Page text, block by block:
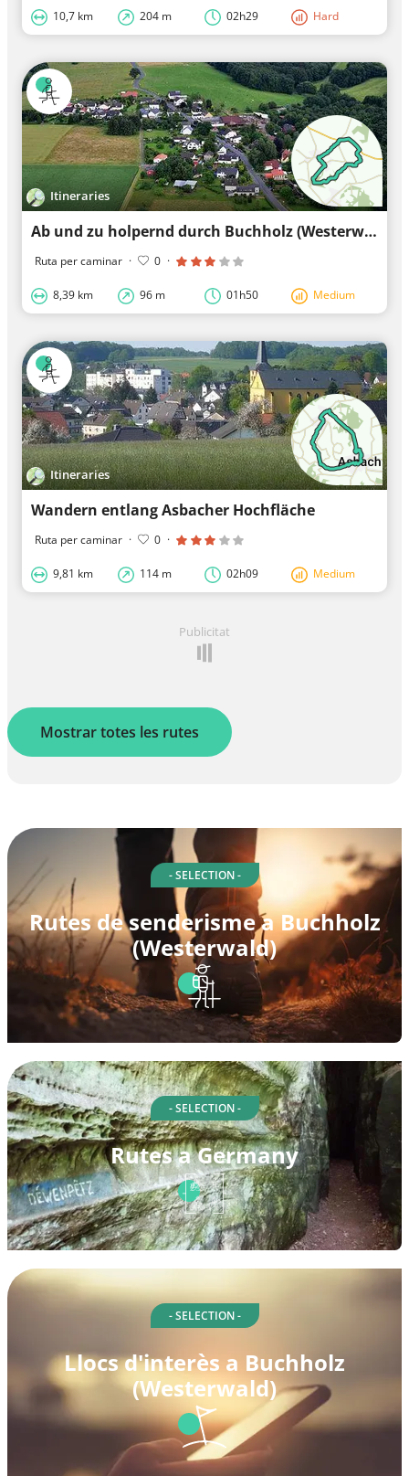
10,7 km 204 m 02h29 Hard
Itineraries
Ab und zu holpernd durch Buchholz (Westerwald)
Ruta per caminar · 0 ·
8,39 km 96 m 01h50 Medium
Itineraries
Wandern entlang Asbacher Hochfläche
Ruta per caminar · 0 ·
9,81 km 114 m 02h09 Medium
Publicitat
Mostrar totes les rutes
- SELECTION -
Rutes de senderisme a Buchholz
(Westerwald)
- SELECTION -
Rutes a Germany
- SELECTION -
Llocs d'interès a Buchholz
(Westerwald)